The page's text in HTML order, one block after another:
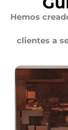
Hemos
clientes a